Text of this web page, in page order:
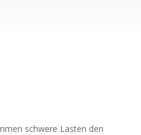
schwere Lasten den